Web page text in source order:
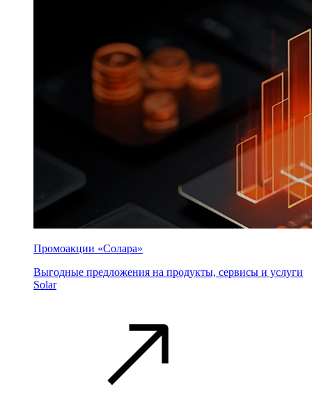
Промоакции «Солара»
Выгодные предложения на продукты, сервисы и услуги
Solar